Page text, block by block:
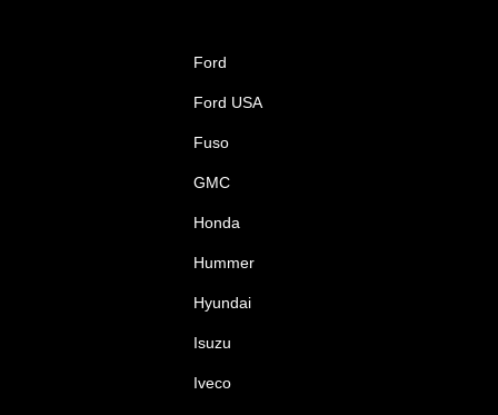
Ford
Ford USA
Fuso
GMC
Honda
Hummer
Hyundai
Isuzu
Iveco